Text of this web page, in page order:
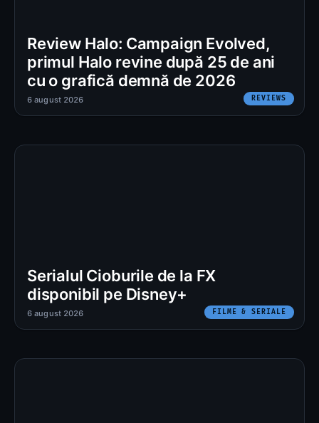
Review Halo: Campaign Evolved,
primul Halo revine după 25 de ani
cu o grafică demnă de 2026
REVIEWS
6 august 2026
Serialul Cioburile de la FX
disponibil pe Disney+
FILME & SERIALE
6 august 2026